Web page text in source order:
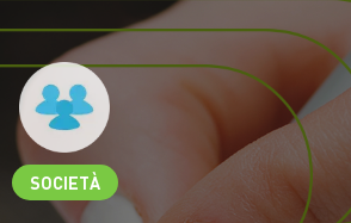
SOCIETÀ